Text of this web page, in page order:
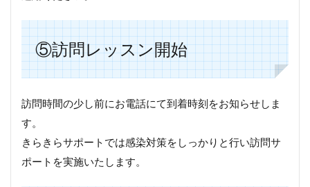
⑤訪問レッスン開始
訪問時間の少し前にお電話にて到着時刻をお知らせしま
す。
きらきらサポートでは感染対策をしっかりと行い訪問サ
ポートを実施いたします。